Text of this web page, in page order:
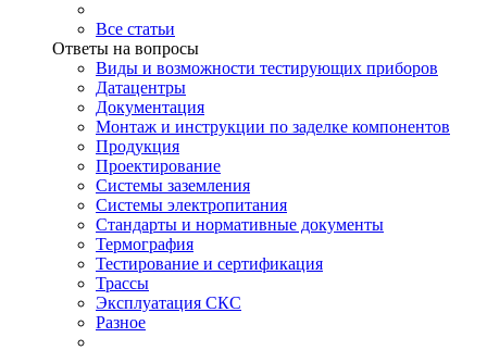
Все статьи
Ответы на вопросы
Виды и возможности тестирующих приборов
Датацентры
Документация
Монтаж и инструкции по заделке компонентов
Продукция
Проектирование
Системы заземления
Системы электропитания
Стандарты и нормативные документы
Термография
Тестирование и сертификация
Трассы
Эксплуатация СКС
Разное